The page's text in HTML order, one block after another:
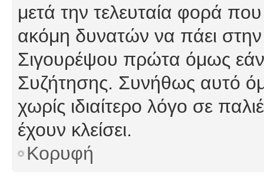
μετά την τελευταία φορά που
ακόμη δυνατών να πάει
Σιγουρέψου πρώτα όμως εάν
Συζήτησης. Συνήθως αυτό
χωρίς ιδιαίτερο λόγο σε
έχουν κλείσει.
Κορυφή